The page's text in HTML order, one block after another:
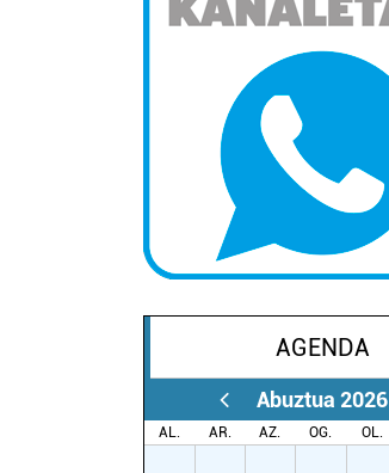
AGENDA
Abuztua 2026
AL. AR. AZ. OG. OL.